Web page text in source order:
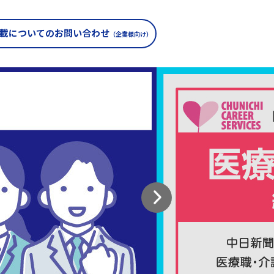
についてのお問い合わせ （企業様向け）